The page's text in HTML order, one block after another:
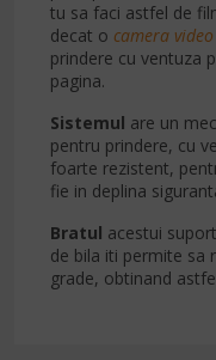
tu sa faci astfel de
decat o camera
prindere cu ventuza
pagina.
Sistemul are un
pentru prindere, cu
foarte rezistent,
fie in deplina
Bratul acestui
de bila iti permite sa
grade, obtinand